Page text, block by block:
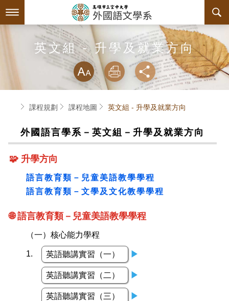
到
要
最新消息
關於本系
系主任介紹
設備支援
連絡系辦
師資陣容
課程規劃
課程資訊
授課大綱
教材資訊
課程地圖
課程地圖主頁
英文組 - 升學及就業方向
日文組 - 升學及就業方向
互動服務
檔案下載
學習輔導資源
活動花絮
系學會
組織章程
系學會幹部
加入系學會群組
回空大首頁
英文組 - 升學及就業方向略過字型切
放大
列印 分享
首頁課程規劃 課程地圖 英文組 - 升學及就業方向
外國語言學系－英文組－升學及就業方向
🧩 升學方向
語言教育類－兒童美語教學學程
語言教育類－文學及文化教學學程
🌐 語言教育類－兒童美語教學學程
（一）核心能力學程
1. 英語聽講實習（一） ▶
英語聽講實習（二） ▶
英語聽講實習（三） ▶